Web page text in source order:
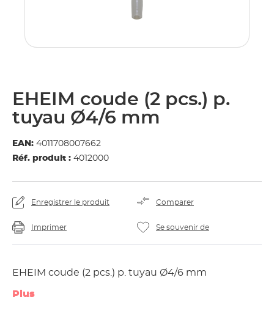
EHEIM coude (2 pcs.) p.
tuyau Ø4/6 mm
EAN: 4011708007662
Réf. produit : 4012000
Enregistrer le produit Comparer
Imprimer Se souvenir de
EHEIM coude (2 pcs.) p. tuyau Ø4/6 mm
Plus